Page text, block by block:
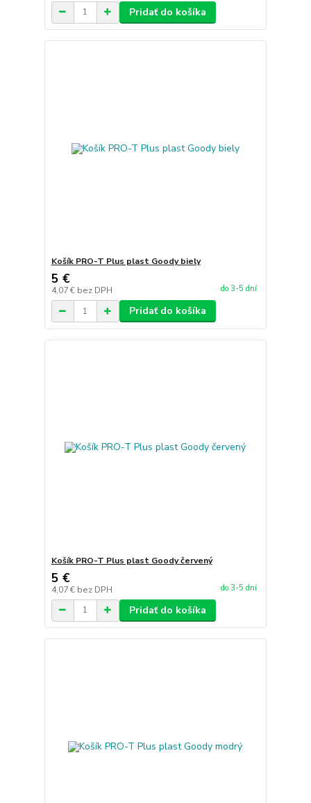
Pridať do košíka
Košík PRO-T Plus plast Goody biely
5 €
4,07 € bez DPH do 3-5 dní
Pridať do košíka
Košík PRO-T Plus plast Goody červený
5 €
4,07 € bez DPH do 3-5 dní
Pridať do košíka